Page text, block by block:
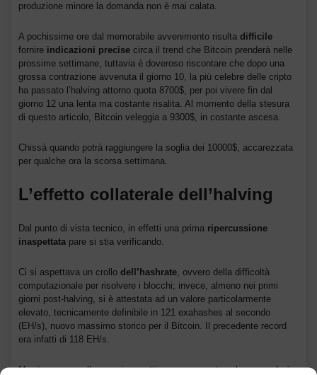
produzione minore la domanda non è mai calata.
A pochissime ore dal memorabile avvenimento risulta difficile
fornire indicazioni precise circa il trend che Bitcoin prenderà nelle
prossime settimane, tuttavia è doveroso riscontare che dopo una
grossa contrazione avvenuta il giorno 10, la più celebre delle cripto
ha passato l’halving attorno quota 8700$, per poi vivere fin dal
giorno 12 una lenta ma costante risalita. Al momento della stesura
di questo articolo, Bitcoin veleggia a 9300$, in costante ascesa.
Chissà quando potrà raggiungere la soglia dei 10000$, accarezzata
per qualche ora la scorsa settimana.
L’effetto collaterale dell’halving
Dal punto di vista tecnico, in effetti una prima ripercussione
inaspettata pare si stia verificando.
Ci si aspettava un crollo dell’hashrate, ovvero della difficoltà
computazionale per risolvere i blocchi; invece, almeno nei primi
giorni post-halving, si è attestata ad un valore particolarmente
elevato, tecnicamente definibile in 121 exahashes al secondo
(EH/s), nuovo massimo storico per il Bitcoin. Il precedente record
era infatti di 118 EH/s.
Monitoreremo nelle prossime settimane se questo valore scenderà